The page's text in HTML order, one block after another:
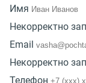
Имя
Некорректно
Email
Некорректно
Телефон